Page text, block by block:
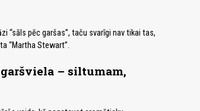
“sāls pēc garšas”, taču svarīgi nav tikai tas,
“Martha Stewart”.
– siltumam,